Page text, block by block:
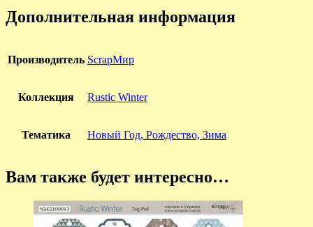
Дополнительная информация
Производитель ScrapМир
Коллекция Rustic Winter
Тематика Новый Год, Рождество, Зима
Вам также будет интересно…